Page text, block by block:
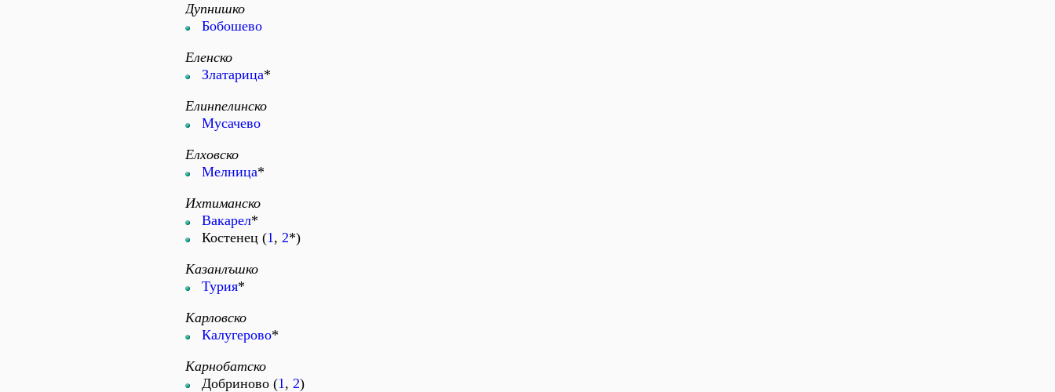
Дупнишко
Бобошево
Еленско
Златарица*
Елинпелинско
Мусачево
Елховско
Мелница*
Ихтиманско
Вакарел*
Костенец (1, 2*)
Казанлъшко
Турия*
Карловско
Калугерово*
Карнобатско
Добриново (1, 2)